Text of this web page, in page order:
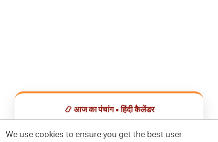
📿 आज का पंचांग • हिंदी कैलेंडर
We use cookies to ensure you get the best user